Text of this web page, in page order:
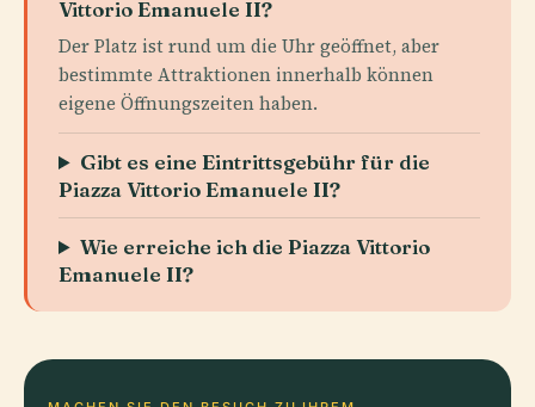
Vittorio Emanuele II?
Der Platz ist rund um die Uhr geöffnet, aber
bestimmte Attraktionen innerhalb können
eigene Öffnungszeiten haben.
Gibt es eine Eintrittsgebühr für die
Piazza Vittorio Emanuele II?
Wie erreiche ich die Piazza Vittorio
Emanuele II?